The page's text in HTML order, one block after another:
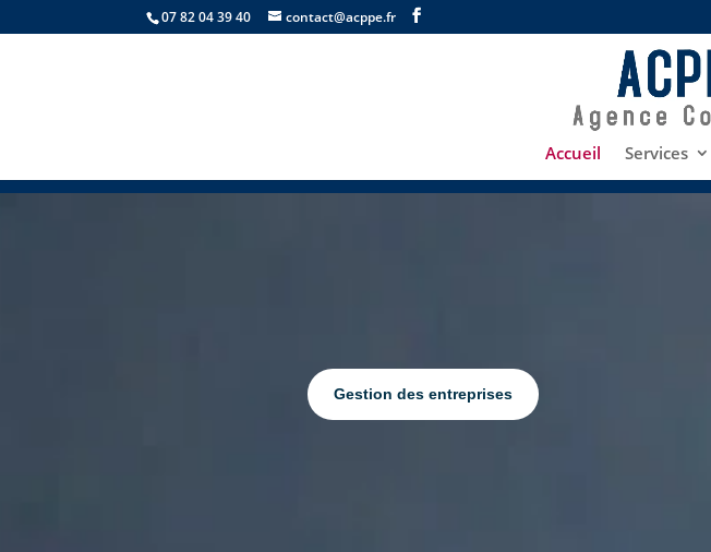
07 82 04 39 40 contact@acppe.fr
Accueil Services
Gestion des entreprises